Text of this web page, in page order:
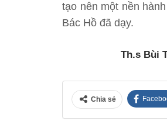
tạo nên một nền
Bác Hồ đã dạy.
Th.s Bùi
Chia sẻ